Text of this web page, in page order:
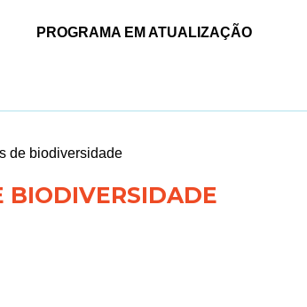
PROGRAMA EM ATUALIZAÇÃO
de biodiversidade
BIODIVERSIDADE